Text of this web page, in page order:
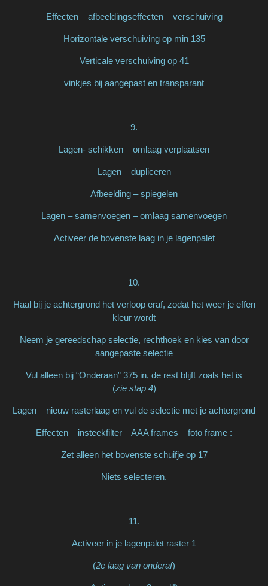
Effecten – afbeeldingseffecten – verschuiving
Horizontale verschuiving op min 135
Verticale verschuiving op 41
vinkjes bij aangepast en transparant
9.
Lagen- schikken – omlaag verplaatsen
Lagen – dupliceren
Afbeelding – spiegelen
Lagen – samenvoegen – omlaag samenvoegen
Activeer de bovenste laag in je lagenpalet
10.
Haal bij je achtergrond het verloop eraf, zodat het weer je effen
kleur wordt
Neem je gereedschap selectie, rechthoek en kies van door
aangepaste selectie
Vul alleen bij “Onderaan” 375 in, de rest blijft zoals het is
(zie stap 4)
Lagen – nieuw rasterlaag en vul de selectie met je achtergrond
Effecten – insteekfilter – AAA frames – foto frame :
Zet alleen het bovenste schuifje op 17
Niets selecteren.
11.
Activeer in je lagenpalet raster 1
(2e laag van onderaf)